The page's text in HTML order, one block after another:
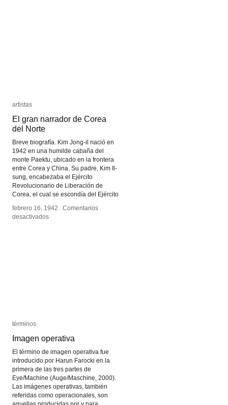
artistas
El gran narrador de Corea
del Norte
Breve biografía. Kim Jong-il nació en
1942 en una humilde cabaña del
monte Paektu, ubicado en la frontera
entre Corea y China. Su padre, Kim Il-
sung, encabezaba el Ejército
Revolucionario de Liberación de
Corea, el cual se escondía del Ejército
febrero 16, 1942 / Comentarios
desactivadosen
artistas
El gran narrador de Corea
del Norte
febrero 16, 1942 / Comentarios
desactivadosen
términos
Imagen operativa
El término de imagen operativa fue
introducido por Harun Farocki en la
primera de las tres partes de
Eye/Machine (Auge/Maschine, 2000).
Las imágenes operativas, también
referidas como operacionales, son
términos
Imagen operativa